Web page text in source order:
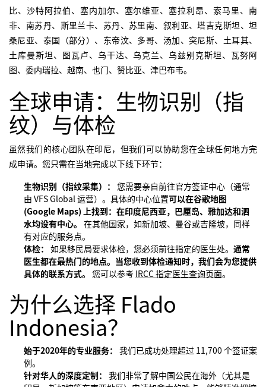
比、沙特阿拉伯、塞内加尔、塞尔维亚、塞拉利昂、索马里、南
非、南苏丹、斯里兰卡、苏丹、苏里南、叙利亚、塔吉克斯坦、坦
桑尼亚、泰国（部分）、东帝汶、多哥、汤加、突尼斯、土耳其、
土库曼斯坦、图瓦卢、乌干达、乌克兰、乌兹别克斯坦、瓦努阿
图、委内瑞拉、越南、也门、赞比亚、津巴布韦。
全球申请：生物识别（指
纹）与体检
虽然我们的核心团队在印尼，但我们可以协助您在全球任何地方完
成申请。您只需在当地完成以下线下环节：
生物识别（指纹采集）： 您需要亲自前往官方签证中心（通常
由 VFS Global 运营）。具体的中心位置可以在谷歌地图
(Google Maps) 上找到：在印度尼西亚，巴厘岛、雅加达和泗
水均设有中心。 在其他国家，如新加坡、曼谷或吉隆坡，同样
有对应的服务点。
体检： 如果移民局要求体检，您必须前往指定的医生处。 通常
医生都在最热门的地点。当您收到体检通知时，我们会为您提供
具体的联系方式。 您可以参考 IRCC 指定医生查询页面。
为什么选择 Flado
Indonesia？
始于2020年的专业服务： 我们已成功处理超过 11,700 个签证案
例。
针对华人的深度定制： 我们非常了解中国公民在海外（尤其是